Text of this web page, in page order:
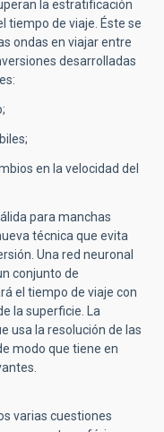
la estratificación
tiempo de viaje. Éste se
ondas en viajar entre
desarrolladas
en la velocidad del
para manchas
técnica que evita
Una red neuronal
conjunto de
el tiempo de viaje con
la superficie. La
usa la resolución de las
modo que tiene en
varias cuestiones